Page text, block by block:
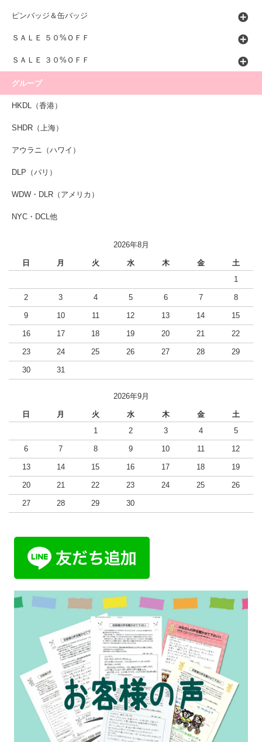
ピンバッジ＆缶バッジ
ＳＡＬＥ ５０%ＯＦＦ
ＳＡＬＥ ３０%ＯＦＦ
グループ
HKDL（香港）
SHDR（上海）
アウラニ（ハワイ）
DLP（パリ）
WDW・DLR（アメリカ）
NYC・DCL他
2026年8月
日 月 火 水 木 金
土
1
2 3 4 5 6 7 8
9 10 11 12 13 14 15
16 17 18 19 20 21 22
23 24 25 26 27 28 29
30 31
2026年9月
日 月 火 水 木 金
土
1
2 3 4 5
6 7 8 9 10 11 12
13 14 15 16 17 18 19
20 21 22 23 24 25 26
27 28 29 30